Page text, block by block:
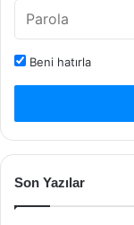
Beni hatırla
Son Yazılar